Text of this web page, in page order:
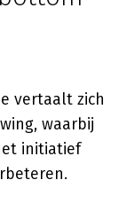
vertaalt zich
waarbij
initiatief